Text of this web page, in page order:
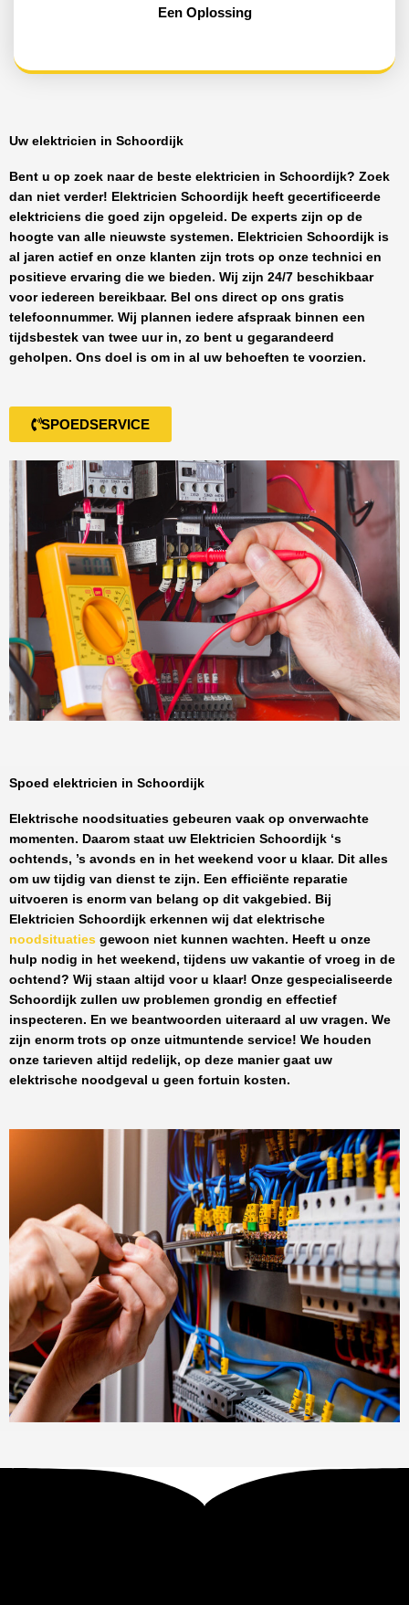
Een Oplossing
Uw elektricien in Schoordijk
Bent u op zoek naar de beste elektricien in Schoordijk? Zoek
dan niet verder! Elektricien Schoordijk heeft gecertificeerde
elektriciens die goed zijn opgeleid. De experts zijn op de
hoogte van alle nieuwste systemen. Elektricien Schoordijk is
al jaren actief en onze klanten zijn trots op onze technici en
positieve ervaring die we bieden. Wij zijn 24/7 beschikbaar
voor iedereen bereikbaar. Bel ons direct op ons gratis
telefoonnummer. Wij plannen iedere afspraak binnen een
tijdsbestek van twee uur in, zo bent u gegarandeerd
geholpen. Ons doel is om in al uw behoeften te voorzien.
SPOEDSERVICE
Spoed elektricien in Schoordijk
Elektrische noodsituaties gebeuren vaak op onverwachte
momenten. Daarom staat uw Elektricien Schoordijk ‘s
ochtends, ’s avonds en in het weekend voor u klaar. Dit alles
om uw tijdig van dienst te zijn. Een efficiënte reparatie
uitvoeren is enorm van belang op dit vakgebied. Bij
Elektricien Schoordijk erkennen wij dat elektrische
noodsituaties gewoon niet kunnen wachten. Heeft u onze
hulp nodig in het weekend, tijdens uw vakantie of vroeg in de
ochtend? Wij staan altijd voor u klaar! Onze gespecialiseerde
Schoordijk zullen uw problemen grondig en effectief
inspecteren. En we beantwoorden uiteraard al uw vragen. We
zijn enorm trots op onze uitmuntende service! We houden
onze tarieven altijd redelijk, op deze manier gaat uw
elektrische noodgeval u geen fortuin kosten.